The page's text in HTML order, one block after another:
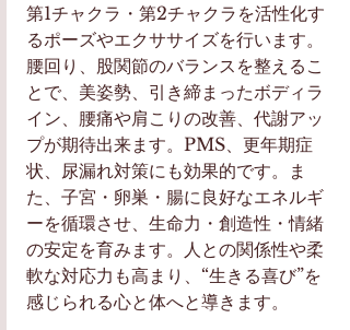
第1チャクラ・第2チャクラを活性化す
るポーズやエクササイズを行います。
腰回り、股関節のバランスを整えるこ
とで、美姿勢、引き締まったボディラ
イン、腰痛や肩こりの改善、代謝アッ
プが期待出来ます。PMS、更年期症
状、尿漏れ対策にも効果的です。ま
た、子宮・卵巣・腸に良好なエネルギ
ーを循環させ、生命力・創造性・情緒
の安定を育みます。人との関係性や柔
軟な対応力も高まり、“生きる喜び”を
感じられる心と体へと導きます。